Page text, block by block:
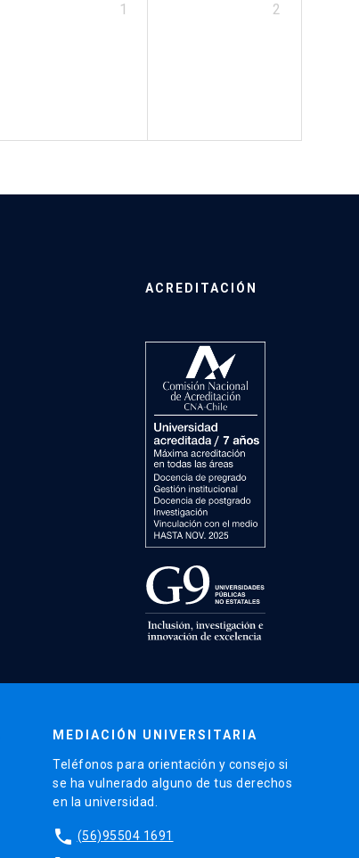
1 2
ACREDITACIÓN
MEDIACIÓN UNIVERSITARIA
Teléfonos para orientación y consejo si
se ha vulnerado alguno de tus derechos
en la universidad.
phone (56)95504 1691